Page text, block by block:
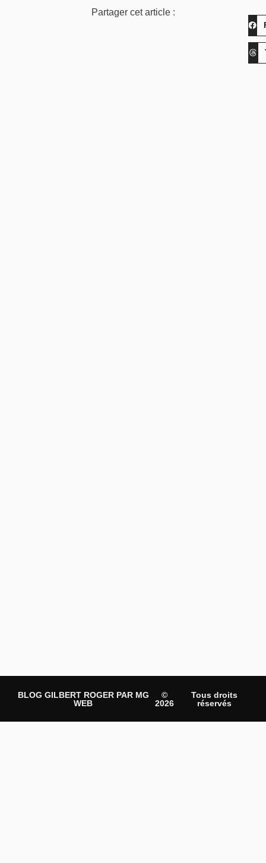
Partager cet article :
BLOG GILBERT ROGER PAR MG
WEB
©
2026
Tous droits
réservés